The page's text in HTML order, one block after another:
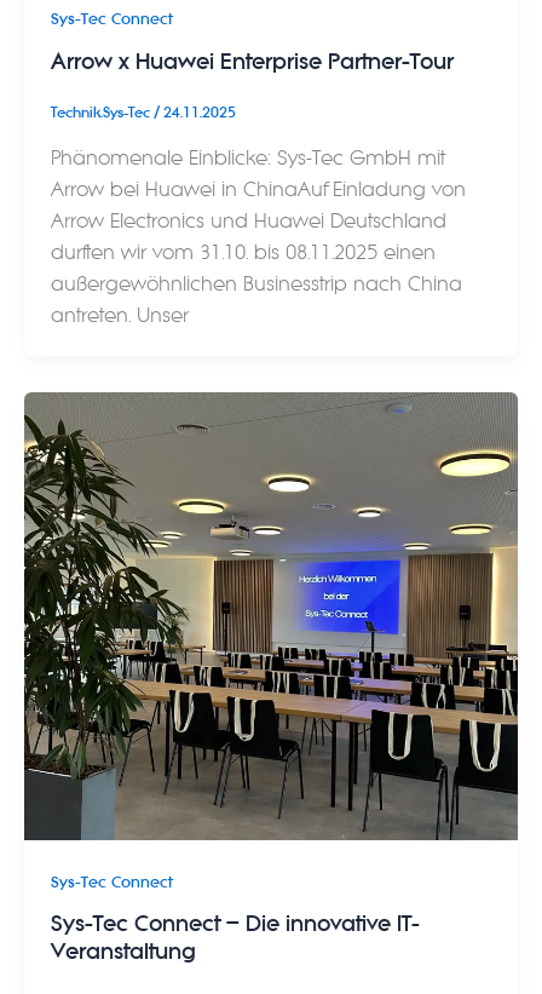
Sys-Tec Connect
Arrow x Huawei Enterprise Partner-Tour
Technik.Sys-Tec / 24.11.2025
Phänomenale Einblicke: Sys-Tec GmbH mit
Arrow bei Huawei in ChinaAuf Einladung von
Arrow Electronics und Huawei Deutschland
durften wir vom 31.10. bis 08.11.2025 einen
außergewöhnlichen Businesstrip nach China
antreten. Unser
Sys-Tec Connect
Sys-Tec Connect – Die innovative IT-
Veranstaltung